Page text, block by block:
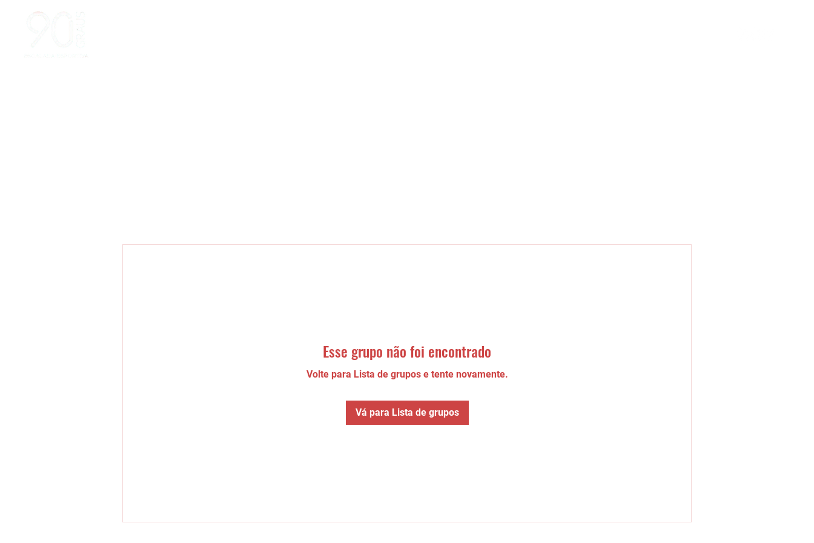
Esse grupo não foi encontrado
Volte para Lista de grupos e tente novamente.
Vá para Lista de grupos